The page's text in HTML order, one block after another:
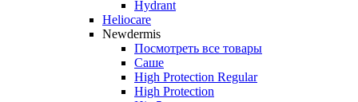
Hydrant
Heliocare
Newdermis
Посмотреть все товары
Саше
High Protection Regular
High Protection